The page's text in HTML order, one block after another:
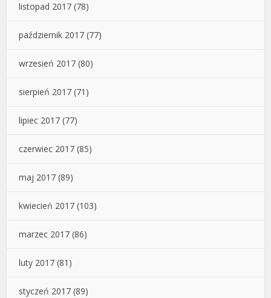
listopad 2017 (78)
październik 2017 (77)
wrzesień 2017 (80)
sierpień 2017 (71)
lipiec 2017 (77)
czerwiec 2017 (85)
maj 2017 (89)
kwiecień 2017 (103)
marzec 2017 (86)
luty 2017 (81)
styczeń 2017 (89)